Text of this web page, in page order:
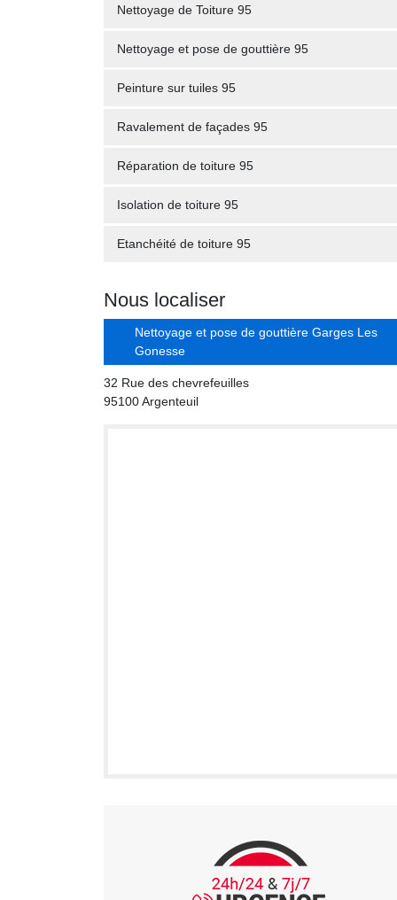
Nettoyage de Toiture 95
Nettoyage et pose de gouttière 95
Peinture sur tuiles 95
Ravalement de façades 95
Réparation de toiture 95
Isolation de toiture 95
Etanchéité de toiture 95
Nous localiser
Nettoyage et pose de gouttière Garges Les
Gonesse
32 Rue des chevrefeuilles
95100 Argenteuil